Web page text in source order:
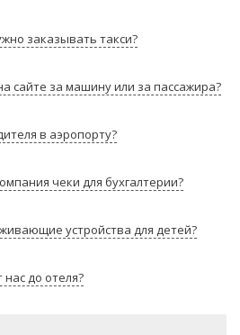
заказывать такси?
сайте за машину или за пассажира?
в аэропорту?
чеки для бухгалтерии?
устройства для детей?
до отеля?